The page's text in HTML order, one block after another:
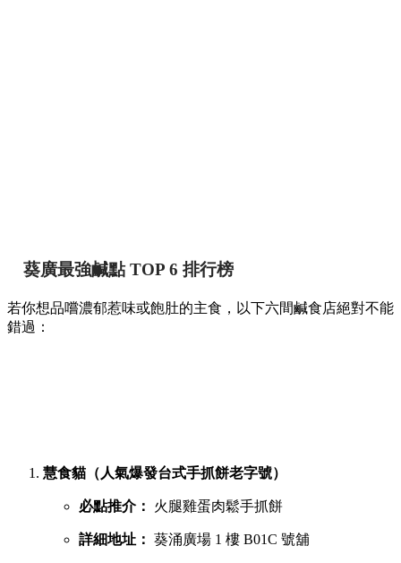
葵廣最強鹹點 TOP 6 排行榜
若你想品嚐濃郁惹味或飽肚的主食，以下六間鹹食店絕對不能
錯過：
慧食貓（人氣爆發台式手抓餅老字號）
必點推介： 火腿雞蛋肉鬆手抓餅
詳細地址： 葵涌廣場 1 樓 B01C 號舖